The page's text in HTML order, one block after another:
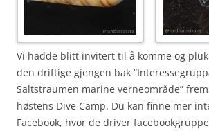
Vi hadde blitt invitert til å komme og
den driftige gjengen bak
Saltstraumen marine verneområde”
høstens Dive Camp. Du kan finne mer
Facebook, hvor de driver